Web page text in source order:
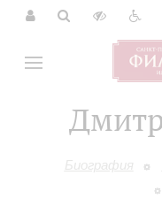
Биография